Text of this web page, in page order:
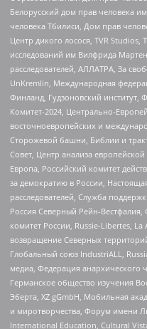
Белорусский дом прав человека
человека Тбилиси, Дом прав
Центр дикого лосося, TVR
исследований им Вилфрида
расследователей, АЛЛАТРА, За
UnKremlin, Международная
Финланд, Гудзоновский институт,
Комитет-2024, Центрально-
восточноевропейских и
Сторожевой башни, Библии и
Совет, Центр анализа
Европа, Российский комитет
за демократию в России,
расследователей, Служба
Россия Северный Рейн-
комитет России, Russie-Libertes,
возвращение Северных
Глобальный союз IndustriALL,
медиа, Федерация анархического
Германское общество изучения
Эберта, XZ gGmbH, Мобильная
и миротворчества, Форум имени
International Education, Cultural